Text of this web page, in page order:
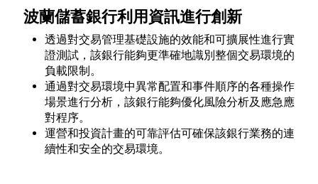
波蘭儲蓄銀行利用資訊進行創新
透過對交易管理基礎設施的效能和可擴展性進行實
證測試，該銀行能夠更準確地識別整個交易環境的
負載限制。
通過對交易環境中異常配置和事件順序的各種操作
場景進行分析，該銀行能夠優化風險分析及應急應
對程序。
運營和投資計畫的可靠評估可確保該銀行業務的連
續性和安全的交易環境。